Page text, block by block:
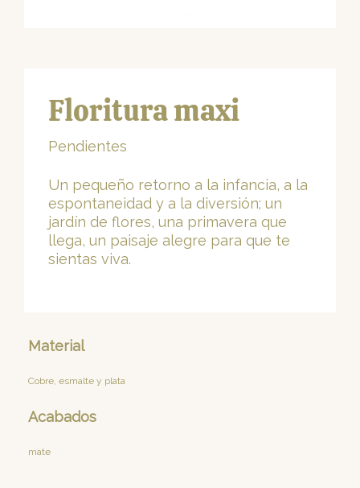
Floritura maxi
Pendientes
Un pequeño retorno a la infancia, a la
espontaneidad y a la diversión; un
jardín de flores, una primavera que
llega, un paisaje alegre para que te
sientas viva.
Material
Cobre, esmalte y plata
Acabados
mate